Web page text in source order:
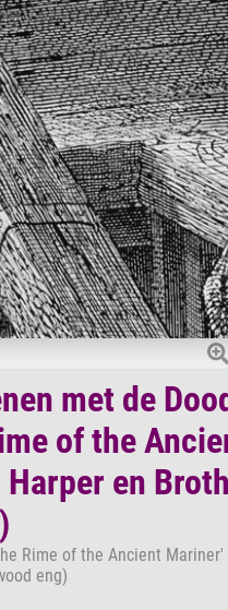
met de
of the
en
Rime of the Ancient Mariner'
eng)